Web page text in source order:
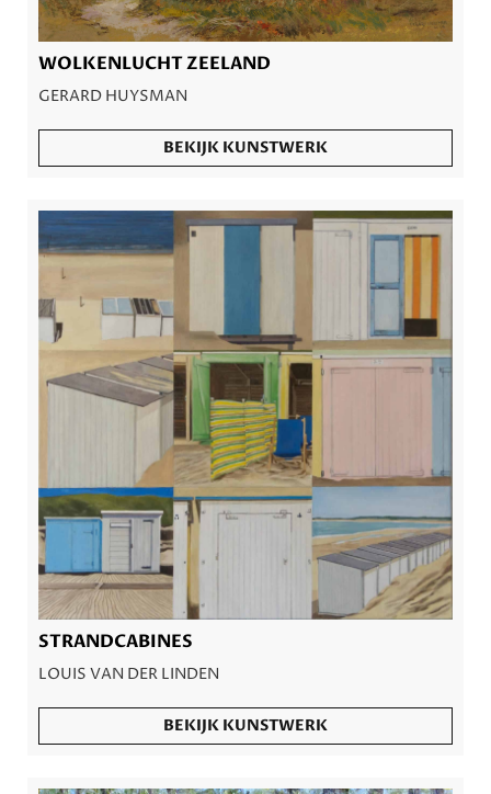
WOLKENLUCHT ZEELAND
GERARD HUYSMAN
BEKIJK KUNSTWERK
STRANDCABINES
LOUIS VAN DER LINDEN
BEKIJK KUNSTWERK